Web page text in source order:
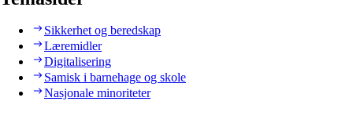
Sikkerhet og beredskap
Læremidler
Digitalisering
Samisk i barnehage og skole
Nasjonale minoriteter